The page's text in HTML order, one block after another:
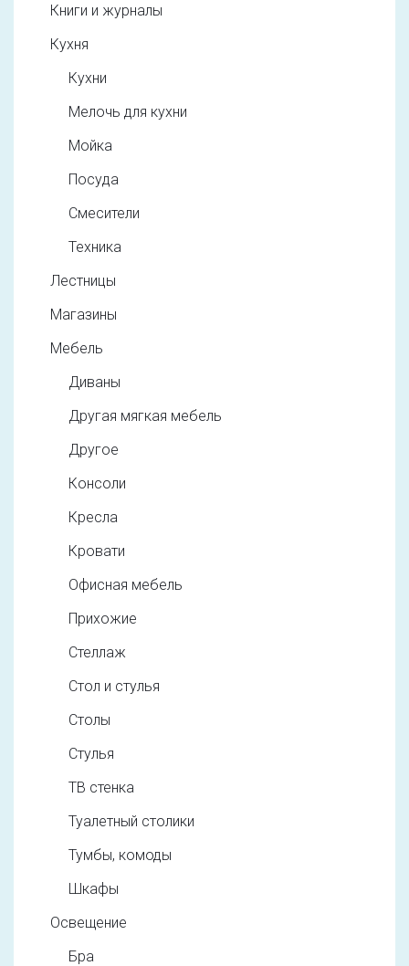
Книги и журналы
Кухня
Кухни
Мелочь для кухни
Мойка
Посуда
Смесители
Техника
Лестницы
Магазины
Мебель
Диваны
Другая мягкая мебель
Другое
Консоли
Кресла
Кровати
Офисная мебель
Прихожие
Стеллаж
Стол и стулья
Столы
Стулья
ТВ стенка
Туалетный столики
Тумбы, комоды
Шкафы
Освещение
Бра